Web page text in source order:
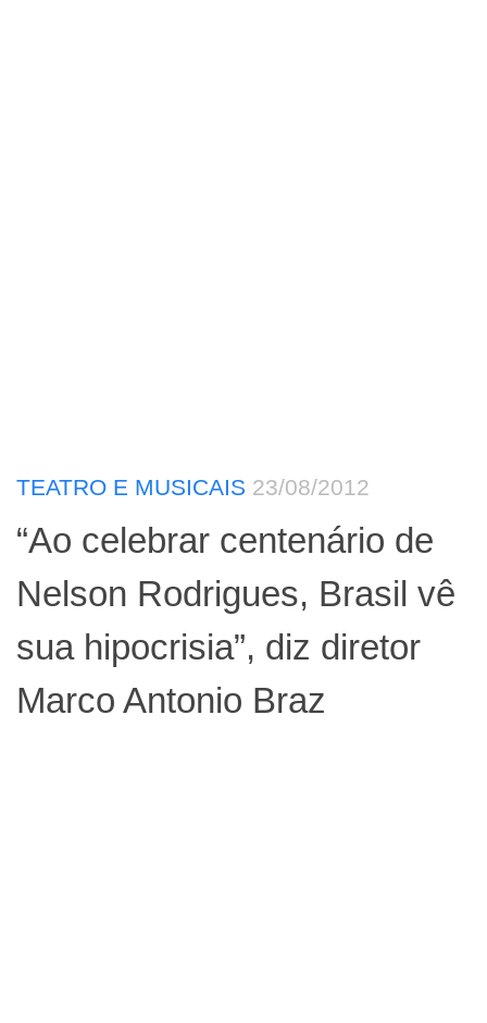
TEATRO E MUSICAIS 23/08/2012
“Ao celebrar centenário de
Nelson Rodrigues, Brasil vê
sua hipocrisia”, diz diretor
Marco Antonio Braz